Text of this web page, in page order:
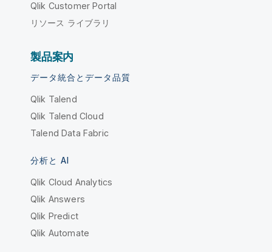
Qlik Customer Portal
リソース ライブラリ
製品案内
データ統合とデータ品質
Qlik Talend
Qlik Talend Cloud
Talend Data Fabric
分析と AI
Qlik Cloud Analytics
Qlik Answers
Qlik Predict
Qlik Automate